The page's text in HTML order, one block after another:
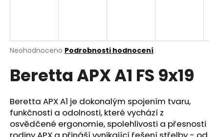
Průměrné
produktu
je
z
5
hvězdiček.
Neohodnoceno Podrobnosti hodnocení
Beretta APX A1 FS 9x19
Beretta APX A1 je dokonalým spojením tvaru,
funkčnosti a odolnosti, které vychází z
osvědčené ergonomie, spolehlivosti a přesnosti
í
t
HLEDAT